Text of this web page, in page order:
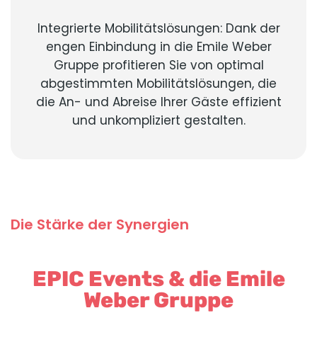
Integrierte Mobilitätslösungen: Dank der
engen Einbindung in die Emile Weber
Gruppe profitieren Sie von optimal
abgestimmten Mobilitätslösungen, die
die An- und Abreise Ihrer Gäste effizient
und unkompliziert gestalten.
Die Stärke der Synergien
EPIC Events & die Emile
Weber Gruppe